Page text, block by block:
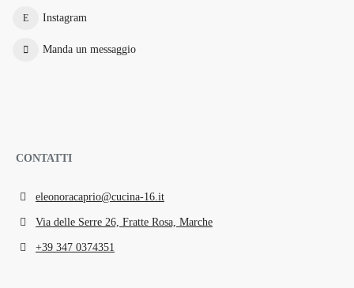
Instagram
Manda un messaggio
CONTATTI
eleonoracaprio@cucina-16.it
Via delle Serre 26, Fratte Rosa, Marche
+39 347 0374351